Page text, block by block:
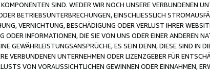
SIND. WEDER WIR NOCH UNSERE VERBUNDENEN
BETRIEBSUNTERBRECHUNGEN, EINSCHLIESSLICH
VERNICHTUNG, BESCHÄDIGUNG ODER VERLUST IHRER
INFORMATIONEN, DIE SIE VON UNS ODER EINER ANDEREN
GEWÄHRLEISTUNGSANSPRÜCHE, ES SEIN DENN, DIESE SIND IN
VERBUNDENEN UNTERNEHMEN ODER LIZENZGEBER FÜR
VON VORAUSSICHTLICHEN GEWINNEN ODER EINNAHMEN,